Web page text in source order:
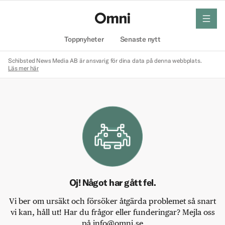
Toppnyheter Senaste nytt
meny
Schibsted News Media AB är ansvarig för dina data på denna webbplats.
Läs mer här
Oj! Något har gått fel.
Vi ber om ursäkt och försöker åtgärda problemet så snart
vi kan, håll ut! Har du frågor eller funderingar? Mejla oss